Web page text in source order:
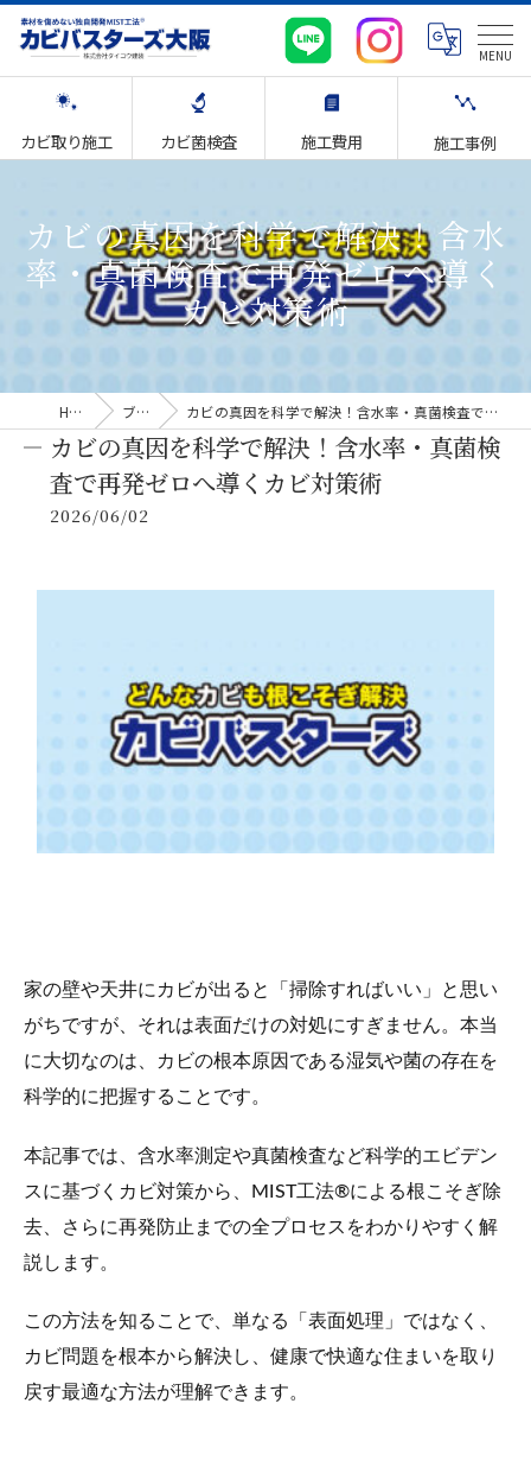
カビ取り施工 カビ菌検査 施工費用 施工事例
カビの真因を科学で解決！含水
率・真菌検査で再発ゼロへ導く
カビ対策術
HOME ブログ カビの真因を科学で解決！含水率・真菌検査で再発ゼロへ導くカビ対策術
カビの真因を科学で解決！含水率・真菌検
査で再発ゼロへ導くカビ対策術
2026/06/02
家の壁や天井にカビが出ると「掃除すればいい」と思い
がちですが、それは表面だけの対処にすぎません。本当
に大切なのは、カビの根本原因である湿気や菌の存在を
科学的に把握することです。
本記事では、含水率測定や真菌検査など科学的エビデン
スに基づくカビ対策から、MIST工法®による根こそぎ除
去、さらに再発防止までの全プロセスをわかりやすく解
説します。
この方法を知ることで、単なる「表面処理」ではなく、
カビ問題を根本から解決し、健康で快適な住まいを取り
戻す最適な方法が理解できます。